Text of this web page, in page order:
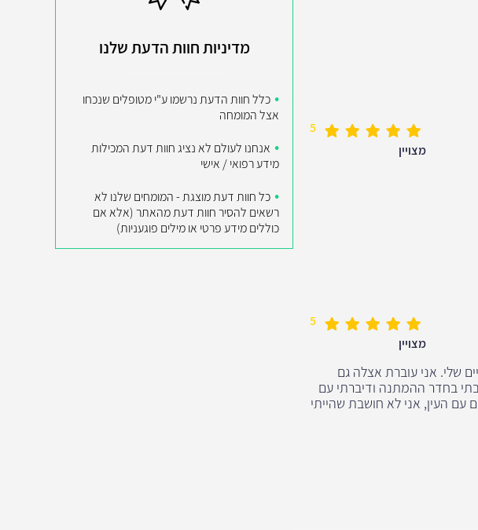
5
מצויין
5
מצויין
שלי. אני עוברת אצלה גם
בחדר ההמתנה ודיברתי עם
עם העין, אני לא חושבת שהייתי
מדיניות חוות הדעת שלנו
כלל חוות הדעת נרשמו ע"י מטופלים שנכחו
אצל המומחה
אנחנו לעולם לא נציג חוות דעת המכילות
מידע רפואי / אישי
כל חוות דעת מוצגת - המומחים שלנו לא
רשאים להסיר חוות דעת מהאתר (אלא אם
כוללים מידע פרטי או מילים פוגעניות)